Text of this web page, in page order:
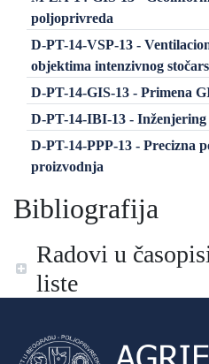
poljoprivreda
D-PT-14-VSP-13 -
objektima intenzivnog
D-PT-14-GIS-13 - Primena
D-PT-14-IBI-13 - Inženjering
D-PT-14-PPP-13 - Precizna
proizvodnja
Bibliografija
Radovi u
liste